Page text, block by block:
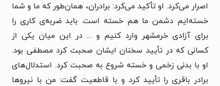
اصرار می‌کرد. او تأکید می‌کرد: برادران، همان‌طور که ما و شما
خسته‌ایم دشمن ما هم خسته است. باید ضربه‌ی کاری را
برای آزادی خرمشهر وارد کنیم و ... در این میان یکی از
کسانی که در تأیید سخنان ایشان صحبت کرد مصطفی بود.
او با بدنی زخمی و خسته شروع به صحبت کرد. استدلال‌های
برادر باقری را تأیید کرد و با قاطعیت گفت: من با نیروها